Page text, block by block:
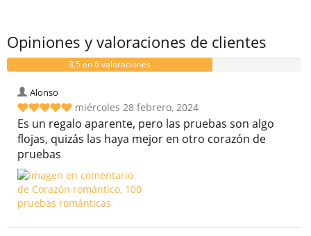
Opiniones y valoraciones de clientes
3,5 en 6 valoraciones
Alonso
miércoles 28 febrero, 2024
Es un regalo aparente, pero las pruebas son algo
flojas, quizás las haya mejor en otro corazón de
pruebas